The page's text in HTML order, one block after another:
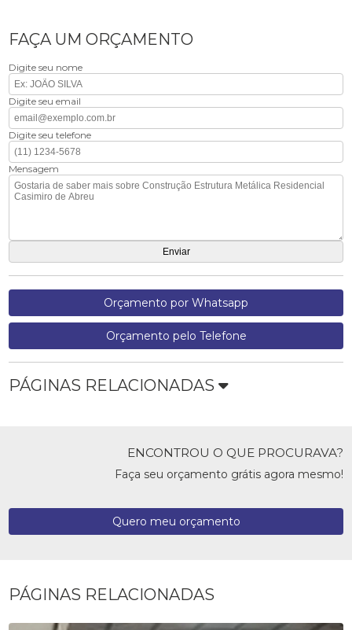
FAÇA UM ORÇAMENTO
Digite seu nome
Digite seu email
Digite seu telefone
Mensagem
Orçamento por Whatsapp
Orçamento pelo Telefone
PÁGINAS RELACIONADAS
ENCONTROU O QUE PROCURAVA?
Faça seu orçamento grátis agora mesmo!
Quero meu orçamento
PÁGINAS RELACIONADAS